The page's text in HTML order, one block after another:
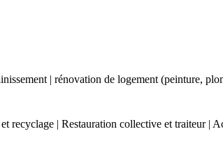
| rénovation de logement (peinture,
recyclage | Restauration collective et traiteur |